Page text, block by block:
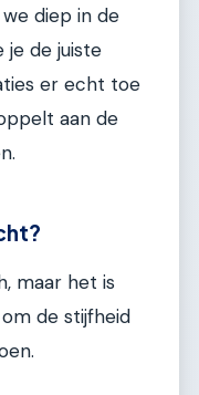
diep in de
je de juiste
er echt toe
aan de
maar het is
de stijfheid